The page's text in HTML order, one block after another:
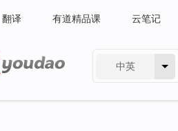
翻译 有道精品课 云笔记
中英